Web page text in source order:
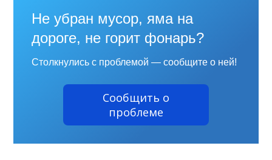
Не убран мусор, яма на
дороге, не горит фонарь?
Столкнулись с проблемой — сообщите о ней!
Сообщить о
проблеме